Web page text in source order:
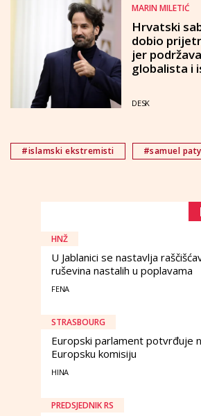
MARIN MILETIĆ
Hrvatski
dobio
jer
globalista i
DESK
#islamski ekstremisti #samuel paty
HNŽ
U Jablanici se nastavlja
ruševina nastalih u poplavama
FENA
STRASBOURG
Europski parlament potvrđuje
Europsku komisiju
HINA
PREDSJEDNIK RS